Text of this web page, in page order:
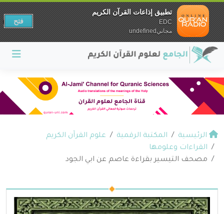
الرئيسية المكتبة الرقمية
علوم القرآن الكريم
القراءات وعلومها
مصحف التيسير بقراءة عاصم عن ابي الجود
تطبيق إذاعات القرآن الكريم
EDC
مجانيundefined
فتح